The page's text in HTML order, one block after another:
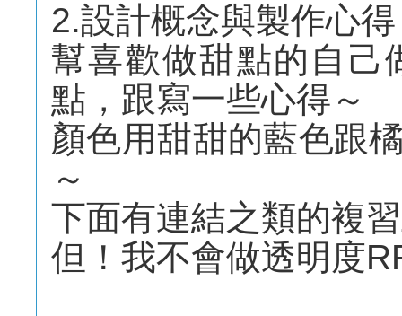
2.設計概念與製作心
幫喜歡做甜點的自己
點，跟寫一些心得～
顏色用甜甜的藍色跟
～
下面有連結之類的複
但！我不會做透明度